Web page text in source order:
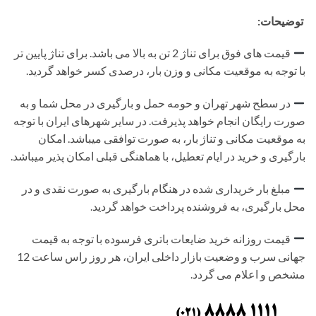
توضیحات:
قیمت های فوق برای تناژ 2 تن به بالا می باشد. برای تناژ پایین تر
با توجه به موقعیت مکانی و وزن بار، درصدی کسر خواهد گردید.
در سطح شهر تهران و حومه حمل و بارگیری در محل شما و به
صورت رایگان انجام خواهد پذیرفت. در سایر شهرهای ایران با توجه
به موقعیت مکانی و تناژ بار، به صورت توافقی میباشد. امکان
بارگیری و خرید در ایام تعطیل، با هماهنگی قبلی امکان پذیر میباشد.
مبلغ بار خریداری شده در هنگام بارگیری به صورت نقدی و در
محل بارگیری، به فروشنده پرداخت خواهد گردید.
قیمت روزانه خرید ضایعات باتری فرسوده با توجه به قیمت
جهانی سرب و وضعیت بازار داخلی ایران، هر روز راس ساعت 12
مشخص و اعلام می گردد.